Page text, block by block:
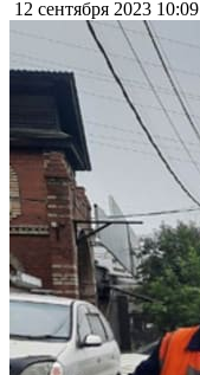
12 сентября 2023 10:09